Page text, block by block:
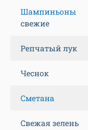
Шампиньоны
свежие
Репчатый лук
Чеснок
Сметана
Свежая зелень